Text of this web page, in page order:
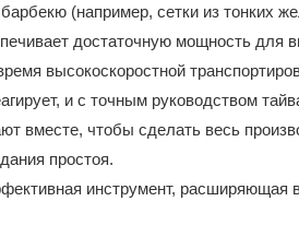
(например, сетки из тонких
достаточную мощность для
высокоскоростной
и с точным руководством
вместе, чтобы сделать весь
простоя.